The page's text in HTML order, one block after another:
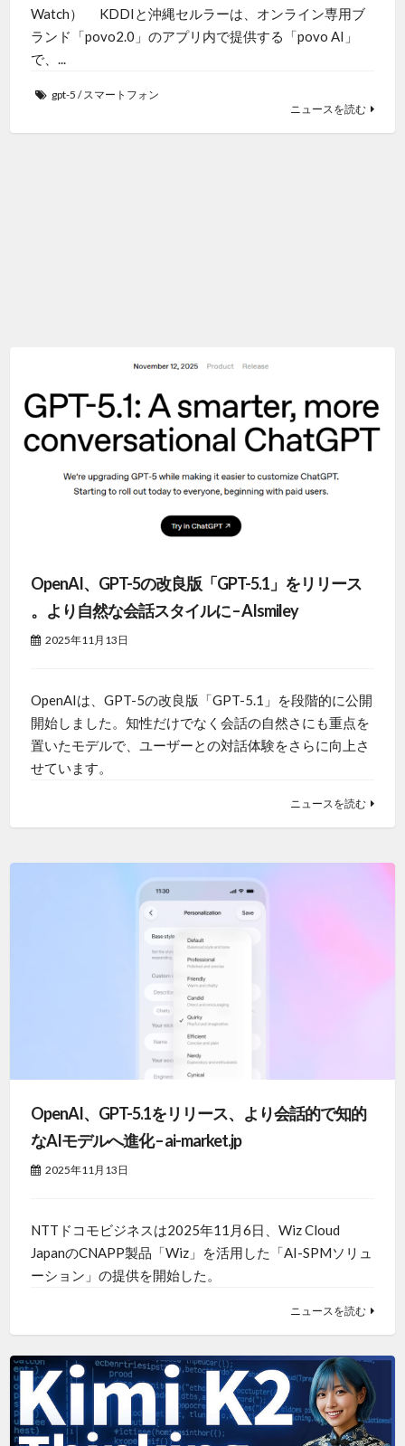
Watch） KDDIと沖縄セルラーは、オンライン専用ブ
ランド「povo2.0」のアプリ内で提供する「povo AI」
で、...
gpt-5 / スマートフォン
ニュースを読む
OpenAI、GPT-5の改良版「GPT-5.1」をリリース
。より自然な会話スタイルに – AIsmiley
2025年11月13日
OpenAIは、GPT-5の改良版「GPT-5.1」を段階的に公開
開始しました。知性だけでなく会話の自然さにも重点を
置いたモデルで、ユーザーとの対話体験をさらに向上さ
せています。
ニュースを読む
OpenAI、GPT-5.1をリリース、より会話的で知的
なAIモデルへ進化 – ai-market.jp
2025年11月13日
NTTドコモビジネスは2025年11月6日、Wiz Cloud
JapanのCNAPP製品「Wiz」を活用した「AI-SPMソリュ
ーション」の提供を開始した。
ニュースを読む